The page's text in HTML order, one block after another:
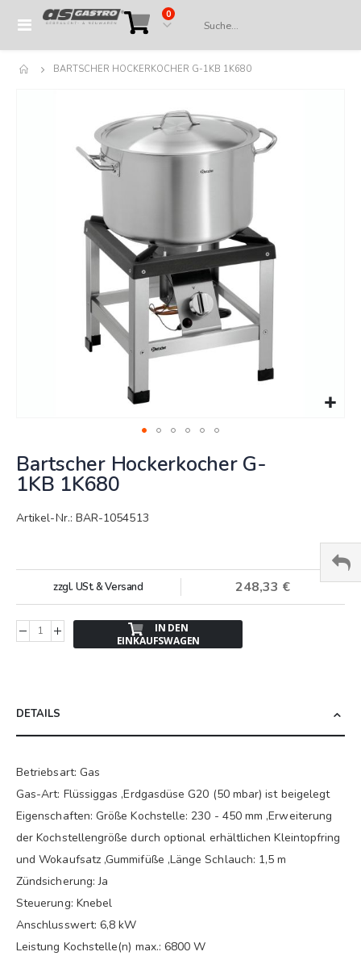
Navigation
Cart
0Artikel
BARTSCHER HOCKERKOCHER G-1KB 1K680
zum
Anfang
der
Bildergalerie
Bartscher Hockerkocher G-
1KB 1K680
Artikel-Nr.: BAR-1054513
248,33 €
zzgl. USt. & Versand
IN DEN
EINKAUFSWAGEN
DETAILS
Betriebsart: Gas
Gas-Art: Flüssiggas ,Erdgasdüse G20 (50 mbar) ist beigelegt
Eigenschaften: Größe Kochstelle: 230 - 450 mm ,Erweiterung
der Kochstellengröße durch optional erhältlichen Kleintopfring
und Wokaufsatz ,Gummifüße ,Länge Schlauch: 1,5 m
Zündsicherung: Ja
Steuerung: Knebel
Anschlusswert: 6,8 kW
Leistung Kochstelle(n) max.: 6800 W